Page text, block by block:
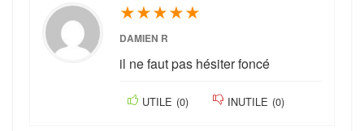
★★★★★
DAMIEN R
il ne faut pas hésiter foncé
UTILE (0) INUTILE (0)